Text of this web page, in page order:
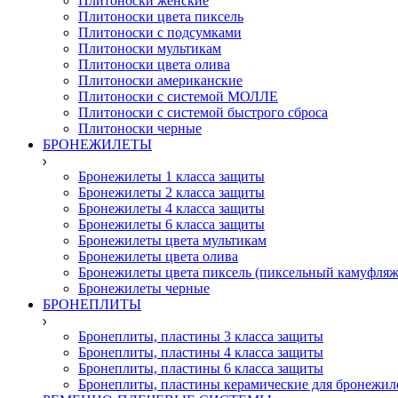
Плитоноски цвета пиксель
Плитоноски с подсумками
Плитоноски мультикам
Плитоноски цвета олива
Плитоноски американские
Плитоноски с системой МОЛЛЕ
Плитоноски с системой быстрого сброса
Плитоноски черные
БРОНЕЖИЛЕТЫ
Бронежилеты 1 класса защиты
Бронежилеты 2 класса защиты
Бронежилеты 4 класса защиты
Бронежилеты 6 класса защиты
Бронежилеты цвета мультикам
Бронежилеты цвета олива
Бронежилеты цвета пиксель (пиксельный
Бронежилеты черные
БРОНЕПЛИТЫ
Бронеплиты, пластины 3 класса защиты
Бронеплиты, пластины 4 класса защиты
Бронеплиты, пластины 6 класса защиты
Бронеплиты, пластины керамические для